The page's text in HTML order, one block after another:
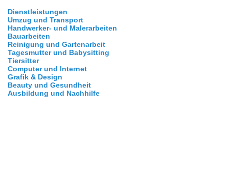
Dienstleistungen
Umzug und Transport
Handwerker- und Malerarbeiten
Bauarbeiten
Reinigung und Gartenarbeit
Tagesmutter und Babysitting
Tiersitter
Computer und Internet
Grafik & Design
Beauty und Gesundheit
Ausbildung und Nachhilfe